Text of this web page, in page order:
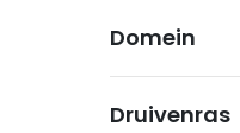
Domein
Druivenras